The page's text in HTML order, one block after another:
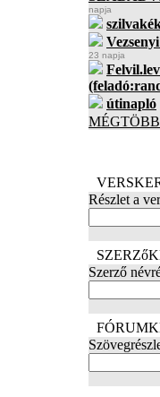
napja
23 napja
útinapló
Részlet a
Szerző